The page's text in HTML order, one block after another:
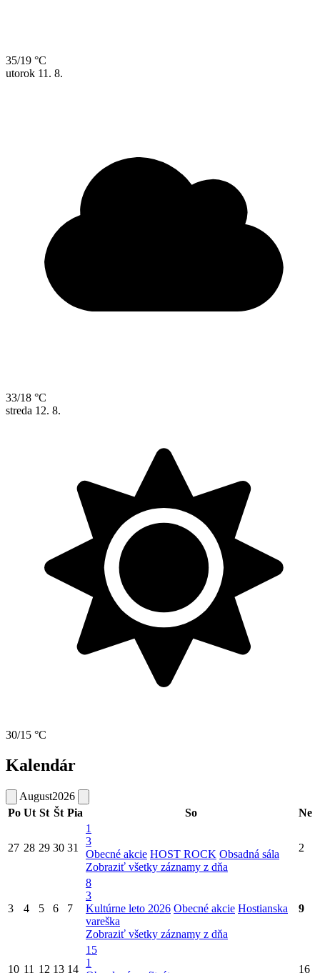
35/19 °C
utorok 11. 8.
33/18 °C
streda 12. 8.
30/15 °C
Kalendár
August2026
Po Ut St Št Pia So Ne
27 28 29 30 31
1
3
Obecné akcie HOST ROCK Obsadná sála
Zobraziť všetky záznamy z dňa
2
3 4 5 6 7
8
3
Kultúrne leto 2026 Obecné akcie Hostianska
vareška
Zobraziť všetky záznamy z dňa
9
10 11 12 13 14
15
1
16